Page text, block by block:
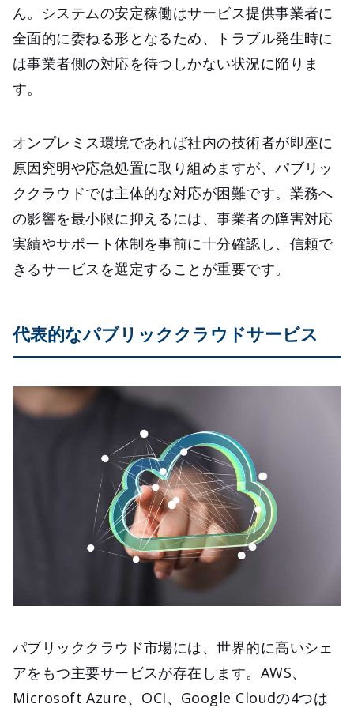
ん。システムの安定稼働はサービス提供事業者に
全面的に委ねる形となるため、トラブル発生時に
は事業者側の対応を待つしかない状況に陥りま
す。
オンプレミス環境であれば社内の技術者が即座に
原因究明や応急処置に取り組めますが、パブリッ
ククラウドでは主体的な対応が困難です。業務へ
の影響を最小限に抑えるには、事業者の障害対応
実績やサポート体制を事前に十分確認し、信頼で
きるサービスを選定することが重要です。
代表的なパブリッククラウドサービス
パブリッククラウド市場には、世界的に高いシェ
アをもつ主要サービスが存在します。AWS、
Microsoft Azure、OCI、Google Cloudの4つは